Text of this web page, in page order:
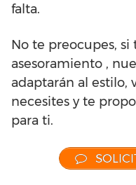
falta.
No te preocupes,
asesoramiento ,
adaptarán al estilo,
necesites y te
para ti.